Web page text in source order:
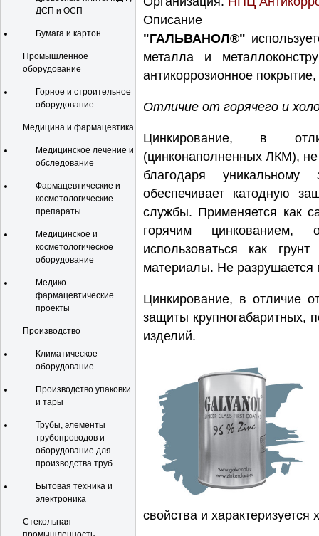
ДСП и ОСП
Бумага и картон
Промышленное
оборудование
Горное и строительное
оборудование
Медицина и фармацевтика
Медицинское лечение и
обследование
Фармацевтические и
косметологические
препараты
Медицинское и
косметологическое
оборудование
Медико-
фармацевтические
проекты
Производство
Климатическое
оборудование
Производство упаковки
и тары
Трубы, элементы
трубопроводов и
оборудование для
производства труб
Бытовая техника и
электроника
Стекольная
Описание
"ГАЛЬВАНОЛ®"
металла и
антикоррозионное
Отличие от горячего и
Цинкирование, в
(цинконаполненных ЛКМ),
благодаря уникальному
обеспечивает катодную
службы. Применяется как
горячим цинкованием,
использоваться как
материалы. Не
Цинкирование, в отличие
защиты крупногабаритных,
изделий.
свойства и